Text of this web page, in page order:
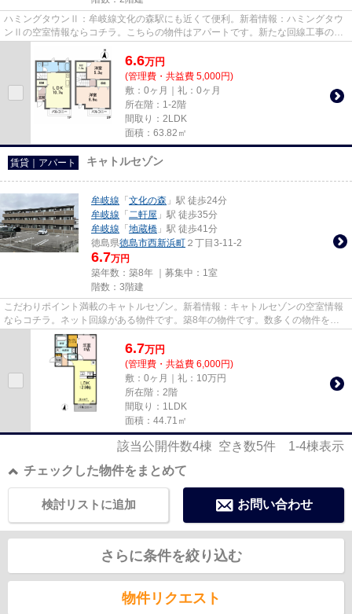
ハミングタウンⅡ：牟岐線文化の森駅にも近くて便利。新着情報：ハミングタウ
ンⅡの空室情報ならコチラ。こちらの物件はアパートです。新たな回線工事の必
6.6万円
(管理費・共益費 5,000円)
敷：0ヶ月｜礼：0ヶ月
所在階：1-2階
間取り：2LDK
面積：63.82㎡
賃貸｜アパート キャトルセゾン
牟岐線 「 文化の森 」駅 徒歩24分
牟岐線 「 二軒屋 」駅 徒歩35分
牟岐線 「 地蔵橋 」駅 徒歩41分
徳島県徳島市西新浜町 ２丁目3-11-2
6.7万円
築年数：築8年 ｜募集中： 1室
階数：3階建
こだわりポイント満載のキャトルセゾン。新着情報：キャトルセゾンの空室情報
ならコチラ。ネット回線がある物件です。築8年の物件です。数多くの物件を取
り揃えております。お気に入り...
6.7万円
(管理費・共益費 6,000円)
敷：0ヶ月｜礼：10万円
所在階：2階
間取り：1LDK
面積：44.71㎡
該当公開件数4棟 空き数5件 1-4棟表示
チェックした物件をまとめて
お問い合わせ
検討リストに追加
さらに条件を絞り込む
物件リクエスト